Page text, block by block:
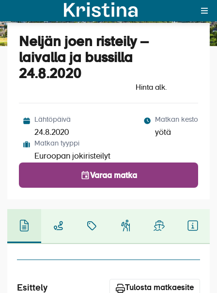
Suosikit
OTA YHTEYTTÄ
Kohteet
Laivat
Hyvä tietää
Katso kuvat (10)
Neljän joen risteily –
laivalla ja bussilla
24.8.2020
Hinta alk.
Lähtöpäivä
24.8.2020
Matkan kesto
yötä
Matkan tyyppi
Euroopan jokiristeilyt
Varaa matka
Esittely Tulosta matkaesite